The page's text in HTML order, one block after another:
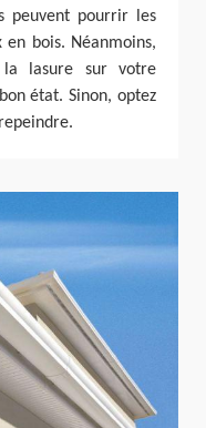
peuvent pourrir les
bois. Néanmoins,
lasure sur votre
état. Sinon, optez